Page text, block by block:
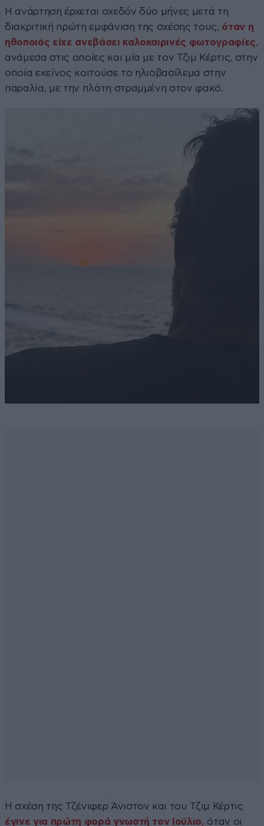
Η ανάρτηση έρχεται σχεδόν δύο μήνες μετά τη
διακριτική πρώτη εμφάνιση της σχέσης τους, όταν η
ηθοποιός είχε ανεβάσει καλοκαιρινές φωτογραφίες,
ανάμεσα στις οποίες και μία με τον Τζιμ Κέρτις, στην
οποία εκείνος κοιτούσε το ηλιοβασίλεμα στην
παραλία, με την πλάτη στραμμένη στον φακό.
Η σχέση της Τζένιφερ Άνιστον και του Τζιμ Κέρτις
έγινε για πρώτη φορά γνωστή τον Ιούλιο, όταν οι